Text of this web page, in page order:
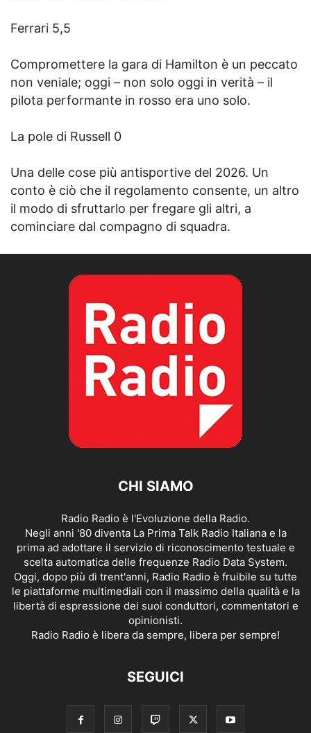
Ferrari 5,5
Compromettere la gara di Hamilton è un peccato
non veniale; oggi – non solo oggi in verità – il
pilota performante in rosso era uno solo.
La pole di Russell 0
Una delle cose più antisportive del 2026. Un
conto è ciò che il regolamento consente, un altro
il modo di sfruttarlo per fregare gli altri, a
cominciare dal compagno di squadra.
CHI SIAMO
Radio Radio è l'Evoluzione della Radio.
Negli anni '80 diventa La Prima Talk Radio Italiana e la
prima ad adottare il servizio di riconoscimento testuale e
scelta automatica delle frequenze Radio Data System.
Oggi, dopo più di trent'anni, Radio Radio è fruibile su tutte
le piattaforme multimediali con il massimo della qualità e la
libertà di espressione dei suoi conduttori, commentatori e
opinionisti.
Radio Radio è libera da sempre, libera per sempre!
SEGUICI